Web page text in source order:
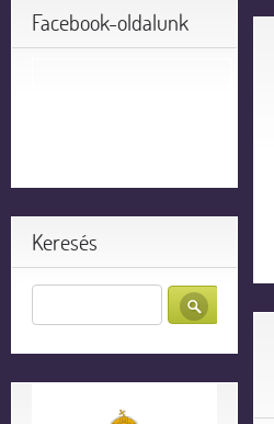
Facebook-oldalunk
Keresés